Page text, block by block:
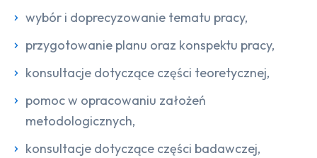
wybór i doprecyzowanie tematu pracy,
przygotowanie planu oraz konspektu pracy,
konsultacje dotyczące części teoretycznej,
pomoc w opracowaniu założeń
metodologicznych,
konsultacje dotyczące części badawczej,